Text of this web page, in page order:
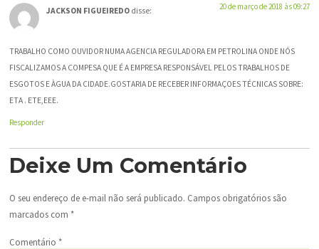
JACKSON FIGUEIREDO disse: 20 de março de 2018 às 09:27
TRABALHO COMO OUVIDOR NUMA AGENCIA REGULADORA EM PETROLINA ONDE NÓS
FISCALIZAMOS A COMPESA QUE É A EMPRESA RESPONSÁVEL PELOS TRABALHOS DE
ESGOTOS E ÀGUA DA CIDADE.GOSTARIA DE RECEBER INFORMAÇOES TÉCNICAS SOBRE:
ETA . ETE,EEE.
Responder
Deixe Um Comentário
O seu endereço de e-mail não será publicado. Campos obrigatórios são
marcados com *
Comentário *